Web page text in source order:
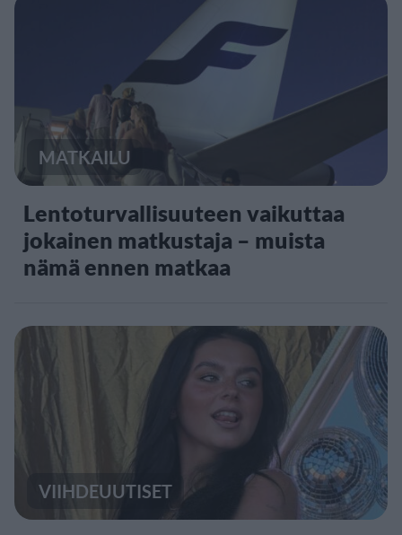
MATKAILU
Lentoturvallisuuteen vaikuttaa
jokainen matkustaja – muista
nämä ennen matkaa
VIIHDEUUTISET